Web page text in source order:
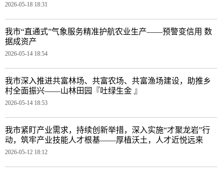
2026-05-18 18:31
我市“直通式”气象服务精准护航农业生产——预警变信用 数
据成资产
2026-05-14 18:54
我市深入推进共富林场、共富农场、共富渔场建设，助推乡
村全面振兴——山林田园『吐绿生金 』
2026-05-14 18:53
我市紧盯产业需求，持续创新举措，深入实施“才聚龙岩”行
动，筑牢产业技能人才根基——厚植沃土，人才近悦远来
2026-05-12 18:12